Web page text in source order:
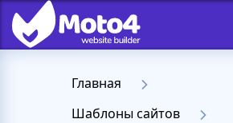
Главная
Шаблоны сайтов